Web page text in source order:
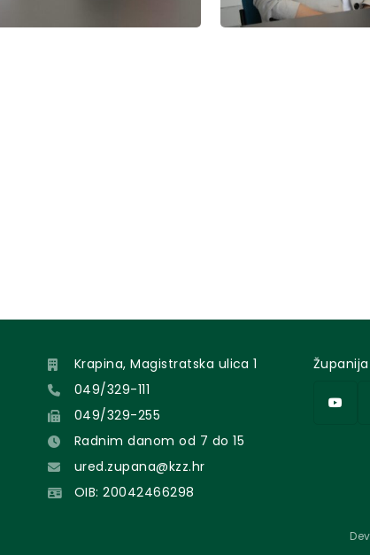
Krapina, Magistratska ulica 1
049/329-111
049/329-255
Radnim danom od 7 do 15
ured.zupana@kzz.hr
OIB: 20042466298